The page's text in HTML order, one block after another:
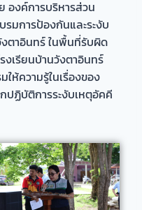
องค์การบริหารส่วน
รมการป้องกันและระงับ
ตาอินทร์ ในพื้นที่รับผิด
งเรียนบ้านวังตาอินทร์
ห้ความรู้ในเรื่องของ
ฏิบัติการระงับเหตุอัคคี